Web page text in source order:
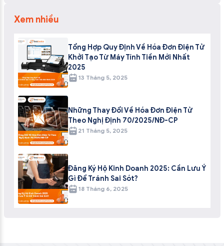
Xem nhiều
Tổng Hợp Quy Định Về Hóa Đơn Điện Tử
Khởi Tạo Từ Máy Tính Tiền Mới Nhất
2025
13 Tháng 5, 2025
Những Thay Đổi Về Hóa Đơn Điện Tử
Theo Nghị Định 70/2025/NĐ-CP
21 Tháng 5, 2025
Đăng Ký Hộ Kinh Doanh 2025: Cần Lưu Ý
Gì Để Tránh Sai Sót?
18 Tháng 6, 2025